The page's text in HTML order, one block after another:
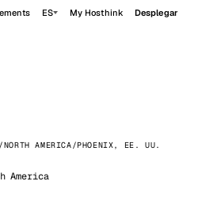
ES My Hosthink Desplegar
/NORTH AMERICA/PHOENIX, EE. UU.
America